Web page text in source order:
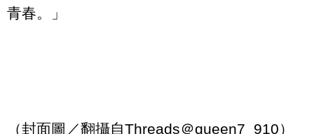
青春。」
（封面圖／翻攝自Threads＠queen7_910）